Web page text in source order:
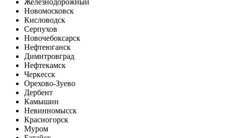
Железнодорожный
Новомосковск
Кисловодск
Серпухов
Новочебоксарск
Нефтеюганск
Димитровград
Нефтекамск
Черкесск
Орехово-Зуево
Дербент
Камышин
Невинномысск
Красногорск
Муром